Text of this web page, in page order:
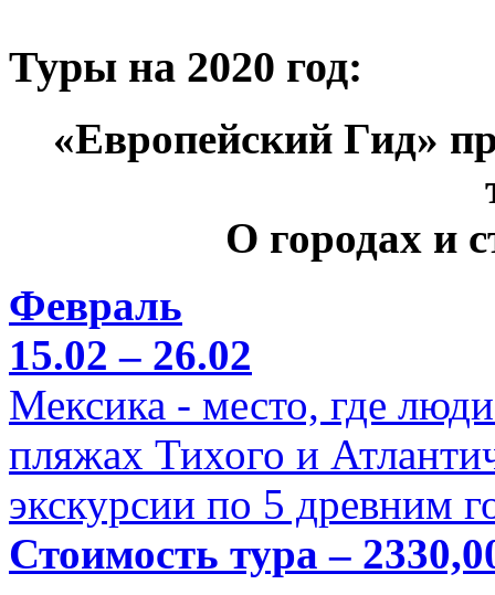
Туры на 2020 год:
«Европейский Гид»
О городах и
Февраль
15.02 – 26.02
Мексика - место, где
пляжах Тихого и
экскурсии по 5 древним
Стоимость тура –